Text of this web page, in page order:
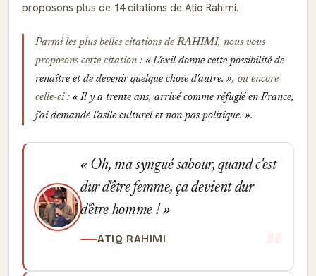
proposons plus de 14 citations de Atiq Rahimi.
Parmi les plus belles citations de RAHIMI, nous vous
proposons cette citation :
L'exil donne cette possibilité de
renaître et de devenir quelque chose d'autre.
, ou encore
celle-ci :
Il y a trente ans, arrivé comme réfugié en France,
j'ai demandé l'asile culturel et non pas politique.
.
Oh, ma syngué sabour, quand c'est
dur d'être femme, ça devient dur
d'être homme !
ATIQ RAHIMI